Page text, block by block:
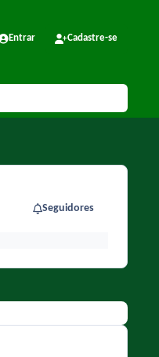
Entrar Cadastre-se
Seguidores